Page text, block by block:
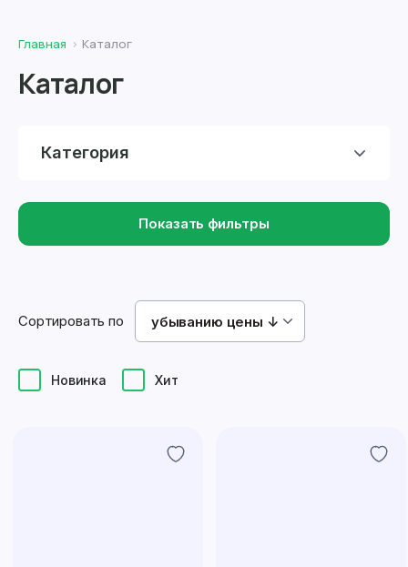
Главная Каталог
Каталог
Категория
Показать фильтры
Новинка Хит
Сортировать по убыванию цены ↓